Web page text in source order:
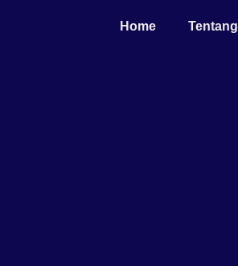
Home Tentang